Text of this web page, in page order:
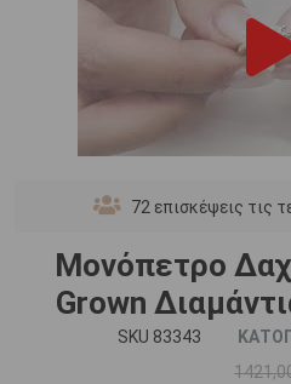
72 επισκέψεις τις
Μονόπετρο
Grown
SKU 83343